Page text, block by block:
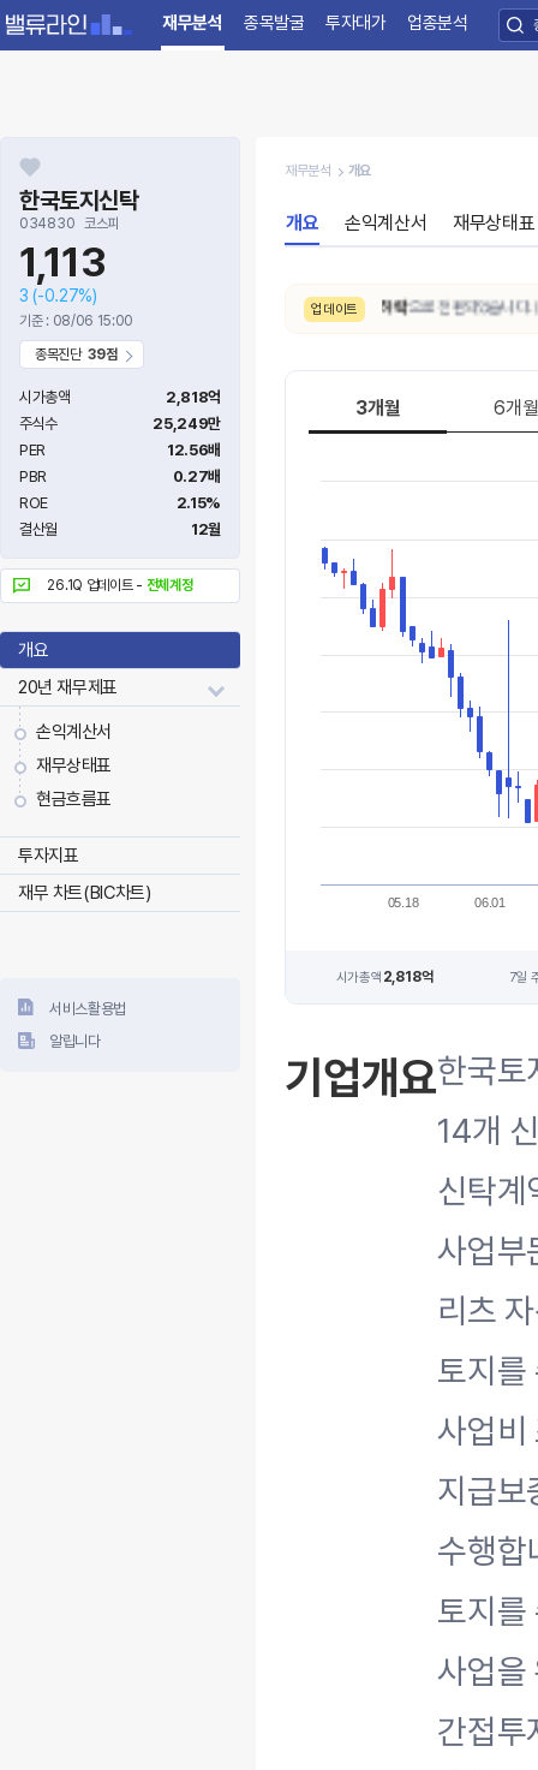
재무분석 종목발굴 투자대가 업종분석
한국토지신탁
034830 코스피
1,113
3 (-0.27%)
기준 : 08/06 15:00
종목진단39점
시가총액
2,818억
주식수
25,249만
PER
12.56배
PBR
0.27배
ROE
2.15%
결산월
12월
26.1Q 업데이트 - 전체계정
개요
20년 재무제표
손익계산서
재무상태표
현금흐름표
투자지표
재무 차트(BIC차트)
서비스활용법
알립니다
재무분석 개요
개요 손익계산서 재무상태표
업데이트
8/6. 10일간 AI 주가예측 추세가하락 으로 전환되었습니다. (기
3개월 6개월
05.18 06.01
시가총액 2,818억 7일
기업개요한국토
14개
신탁계
사업부
리츠
토지를
사업비
지급보
수행합
토지를
사업을
간접투